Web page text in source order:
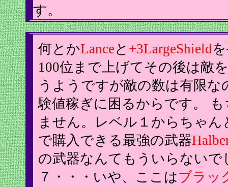
す。
何とかLanceと +3LargeShield
100位まで上げてその後は敵
うようですが敵の数は有限
験値稼ぎに困るからです。
ません。レベル１からちゃ
で購入できる最強の武器
の武器なんてもういらない
７・・・いや、ここはブラッ